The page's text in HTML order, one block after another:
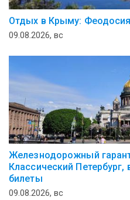
Отдых в Крыму:
09.08.2026, вс
Железнодорожный
Классический
билеты
09.08.2026, вс